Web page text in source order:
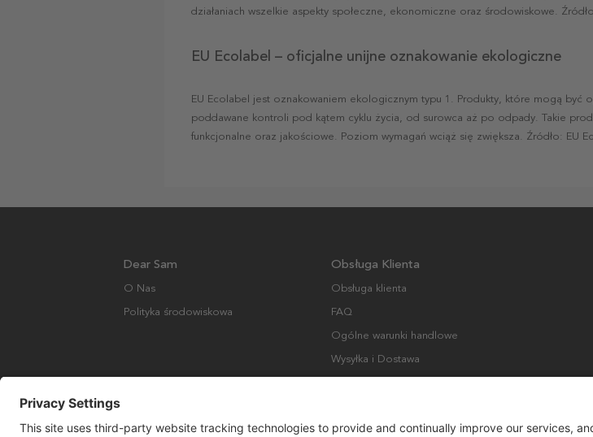
działaniach wszelkie aspekty społeczne, ekonomiczne oraz środowiskowe.
EU Ecolabel – oficjalne unijne oznakowanie ekologiczne
EU Ecolabel jest oznakowaniem ekologicznym typu 1. Produkty, które mogą być
poddawane kontroli pod kątem cyklu życia, od surowca aż po odpady. Takie
funkcjonalne oraz jakościowe. Poziom wymagań wciąż się zwiększa. Źródło: EU
Dear Sam
O Nas
Polityka środowiskowa
Obsługa Klienta
Obsługa klienta
FAQ
Ogólne warunki handlowe
Wysyłka i Dostawa